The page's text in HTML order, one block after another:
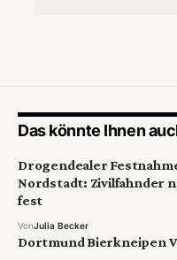
Das könnte Ihnen
Drogendealer
Nordstadt: Zivilfahnder
fest
VonJulia Becker
Dortmund Bierkneipen